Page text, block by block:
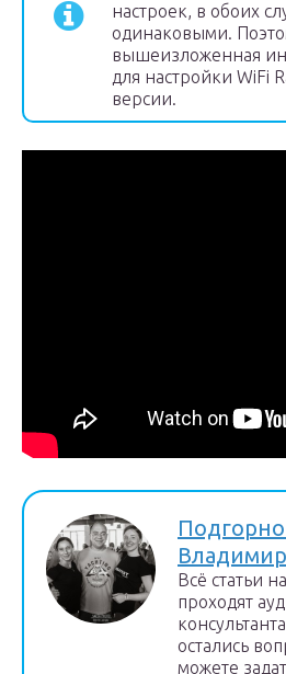
настроек, в обоих
одинаковыми.
вышеизложенная
для настройки WiFi
версии.
Всё статьи
проходят
остались
можете